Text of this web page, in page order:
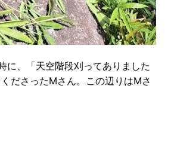
に、「天空階段刈ってありました
ださったMさん。この辺りはMさ